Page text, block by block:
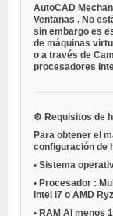
AutoCAD
Ventanas . No
sin embargo es
de máquinas
o a través de
procesadores
⚙️ Requisitos de
Para obtener el
configuración de
• Sistema
• Procesador :
Intel i7 o AMD
• RAM Al menos